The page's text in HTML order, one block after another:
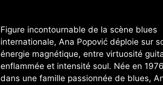
Figure incontournable de la scène blues
internationale, Ana Popović déploie sur
énergie magnétique, entre virtuosité
enflammée et intensité soul. Née en
dans une famille passionnée de blues,